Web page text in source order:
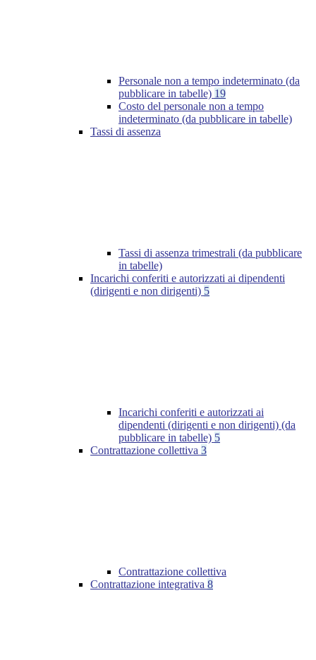
Personale non a tempo indeterminato (da
pubblicare in tabelle) 19
Costo del personale non a tempo
indeterminato (da pubblicare in tabelle)
Tassi di assenza
Tassi di assenza trimestrali (da pubblicare
in tabelle)
Incarichi conferiti e autorizzati ai dipendenti
(dirigenti e non dirigenti) 5
Incarichi conferiti e autorizzati ai
dipendenti (dirigenti e non dirigenti) (da
pubblicare in tabelle) 5
Contrattazione collettiva 3
Contrattazione collettiva
Contrattazione integrativa 8